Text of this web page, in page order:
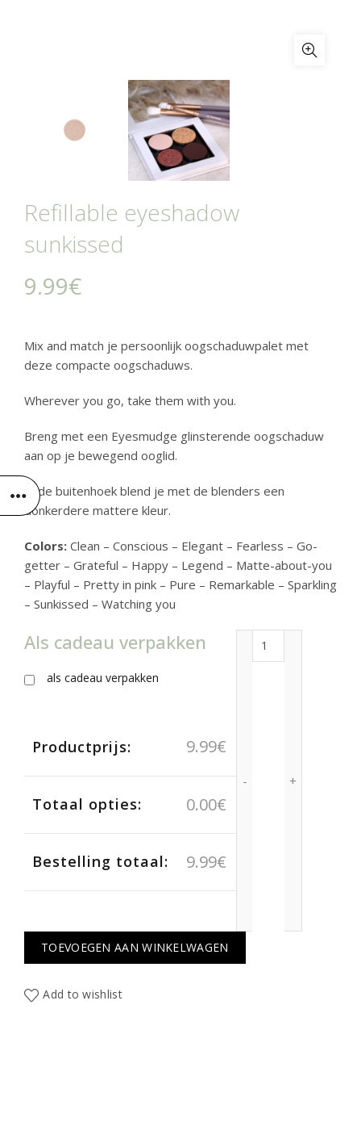
Refillable eyeshadow
sunkissed
9.99€
Mix and match je persoonlijk oogschaduwpalet met
deze compacte oogschaduws.
Wherever you go, take them with you.
Breng met een Eyesmudge glinsterende oogschaduw
aan op je bewegend ooglid.
In de buitenhoek blend je met de blenders een
donkerdere mattere kleur.
Colors: Clean – Conscious – Elegant – Fearless – Go-
getter – Grateful – Happy – Legend – Matte-about-you
– Playful – Pretty in pink – Pure – Remarkable – Sparkling
– Sunkissed – Watching you
Als cadeau verpakken
als cadeau verpakken
Productprijs: 9.99€
Totaal opties: 0.00€
Bestelling totaal: 9.99€
TOEVOEGEN AAN WINKELWAGEN
Add to wishlist